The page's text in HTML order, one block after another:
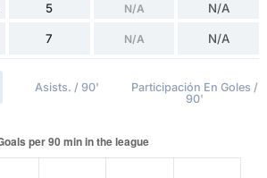
5 N/A N/A
7 N/A N/A
Asists. / 90'
Participación En Goles /
90'